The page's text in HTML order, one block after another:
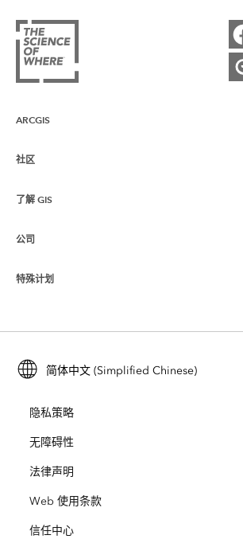
ARCGIS
ArcGIS 概览
制图
Esri Store
社区
Esri 社区
ArcGIS 博客
用户研究和测试
Esri 年轻专家关系网
了解 GIS
什么是 GIS？
位置智能
培训
ArcUser
ArcNews
ArcWatch
Esri Press
公司
关于 Esri
招贤纳士
开放视野
业务行为准则
特殊计划
ArcGIS for Student Use
保护
教育
简体中文 (Simplified Chinese)
隐私策略
无障碍性
法律声明
Web 使用条款
信任中心